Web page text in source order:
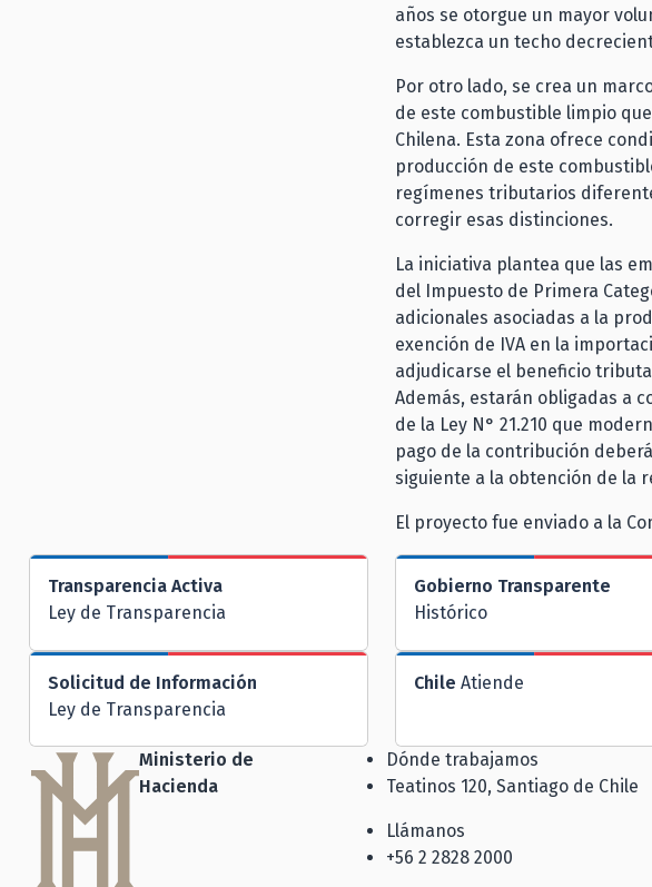
años se otorgue un mayor
establezca un techo
Por otro lado, se crea un
de este combustible limpio
Chilena. Esta zona ofrece
producción de este
regímenes tributarios
corregir esas distinciones.
La iniciativa plantea que las
del Impuesto de Primera
adicionales asociadas a la
exención de IVA en la
adjudicarse el beneficio
Además, estarán obligadas a
de la Ley N° 21.210 que
pago de la contribución
siguiente a la obtención de la
El proyecto fue enviado a la
Transparencia Activa
Ley de Transparencia
Gobierno Transparente
Histórico
Solicitud de Información
Ley de Transparencia
Chile Atiende
Ministerio de
Hacienda
Dónde trabajamos
Teatinos 120, Santiago de Chile
Llámanos
+56 2 2828 2000